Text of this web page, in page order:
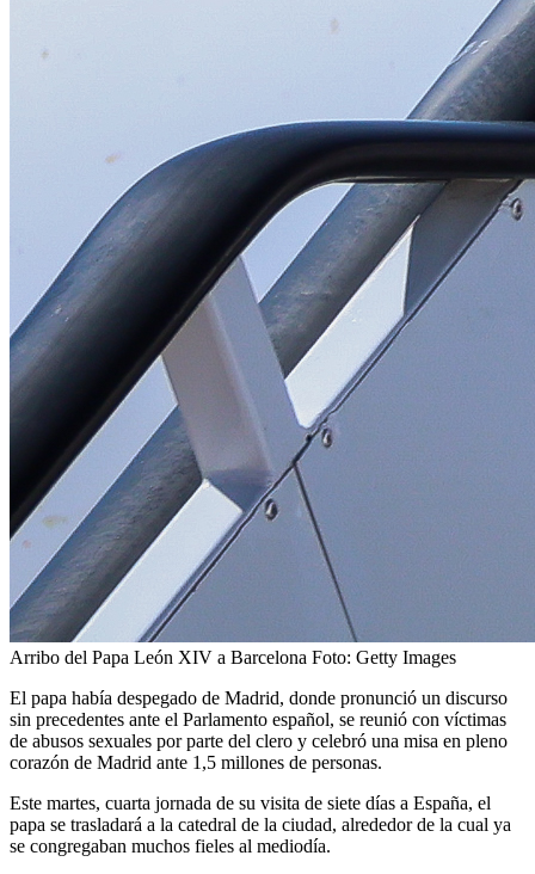
Arribo del Papa León XIV a Barcelona Foto: Getty Images
El papa había despegado de Madrid, donde pronunció un discurso
sin precedentes ante el Parlamento español, se reunió con víctimas
de abusos sexuales por parte del clero y celebró una misa en pleno
corazón de Madrid ante 1,5 millones de personas.
Este martes, cuarta jornada de su visita de siete días a España, el
papa se trasladará a la catedral de la ciudad, alrededor de la cual ya
se congregaban muchos fieles al mediodía.